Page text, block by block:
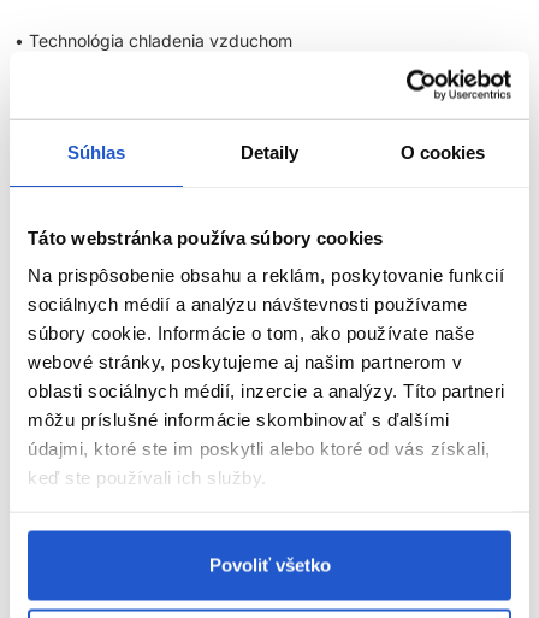
Súhlas Detaily O cookies
Táto webstránka používa súbory cookies
Na prispôsobenie obsahu a reklám, poskytovanie funkcií
sociálnych médií a analýzu návštevnosti používame
súbory cookie. Informácie o tom, ako používate naše
webové stránky, poskytujeme aj našim partnerom v
oblasti sociálnych médií, inzercie a analýzy. Títo partneri
môžu príslušné informácie skombinovať s ďalšími
údajmi, ktoré ste im poskytli alebo ktoré od vás získali,
keď ste používali ich služby.
Povoliť všetko
• Technológia chladenia vzduchom
• 360° odvzdušňovacie ventily okamžite ochladia a zafixujú
kučery
• 5 nastavení teploty: 140° - 220°C
• Automatické vypnutie po 30 minútach
• LED indikátor
• 3m 360° otočný kábel
ZOBRAZIŤ VIAC
Parametre
Video